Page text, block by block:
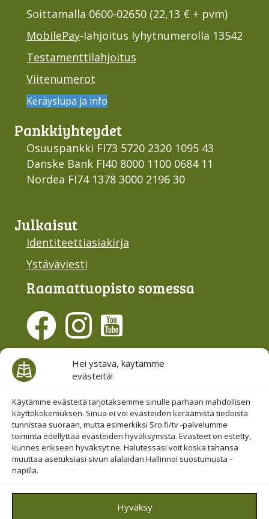
Hei ystävä, käytämme
evästeitä!
Käytämme evästeitä tarjotaksemme sinulle parhaan mahdollisen
käyttökokemuksen. Sinua ei voi evästeiden keräämistä tiedoista
tunnistaa suoraan, mutta esimerkiksi Sro.fi/tv -palvelumme
toiminta edellyttää evästeiden hyväksymistä. Evästeet on estetty,
kunnes erikseen hyväksyt ne. Halutessasi voit koska tahansa
muuttaa asetuksiasi sivun alalaidan Hallinnoi suostumusta -
napilla.
Hyväksy
Soittamalla 0600-02650 (22,13 € + pvm)
MobilePay-lahjoitus lyhytnumerolla 13542
Testamenttilahjoitus
Viitenumerot
Keräyslupa ja info
Pankki­yhteydet
Osuuspankki FI73 5720 2320 1095 43
Danske Bank FI40 8000 1100 0684 11
Nordea FI74 1378 3000 2196 30
Julkaisut
Identiteettiasiakirja
Ystäväviesti
Raamattu­opisto somessa
Evästesuostumus
Hallinnoi evästeitä
Etsi sivuiltamme
© 2019-2026 Suomen Raamattuopiston Säätiö